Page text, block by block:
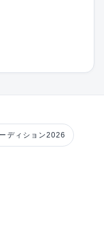
ディション2026